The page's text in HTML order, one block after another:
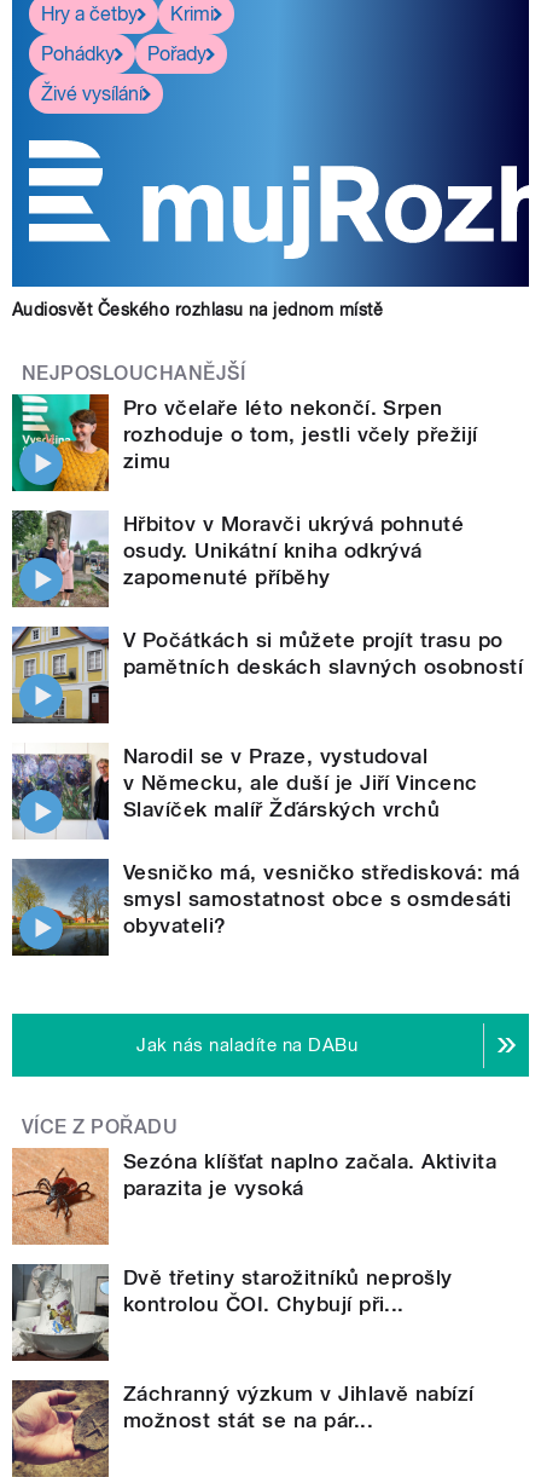
Hry a četby
Krimi
Pohádky
Pořady
Živé vysílání
Audiosvět Českého rozhlasu na jednom místě
NEJPOSLOUCHANĚJŠÍ
Pro včelaře léto nekončí. Srpen
rozhoduje o tom, jestli včely přežijí
zimu
Hřbitov v Moravči ukrývá pohnuté
osudy. Unikátní kniha odkrývá
zapomenuté příběhy
V Počátkách si můžete projít trasu po
pamětních deskách slavných osobností
Narodil se v Praze, vystudoval
v Německu, ale duší je Jiří Vincenc
Slavíček malíř Žďárských vrchů
Vesničko má, vesničko středisková: má
smysl samostatnost obce s osmdesáti
obyvateli?
Jak nás naladíte na DABu
VÍCE Z POŘADU
Sezóna klíšťat naplno začala. Aktivita
parazita je vysoká
Dvě třetiny starožitníků neprošly
kontrolou ČOI. Chybují při...
Záchranný výzkum v Jihlavě nabízí
možnost stát se na pár...